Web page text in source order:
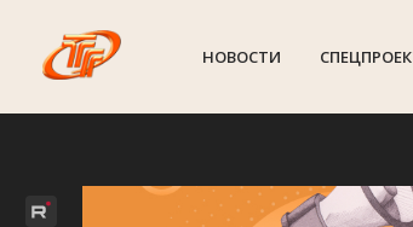
НОВОСТИ